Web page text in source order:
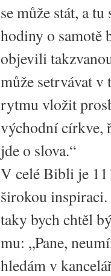
se může stát, a
hodiny o samotě
objevili
může setrvávat
rytmu vložit
východní církve,
jde o slova.“
V celé Bibli je
širokou inspiraci.
taky bych chtěl
mu: „Pane,
hledám v